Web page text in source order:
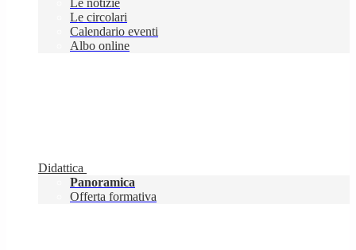
Le notizie
Le circolari
Calendario eventi
Albo online
Didattica
Panoramica
Offerta formativa